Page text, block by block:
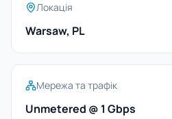
Локація
Warsaw, PL
Мережа та трафік
Unmetered @ 1 Gbps